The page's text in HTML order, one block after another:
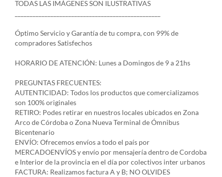
TODAS LAS IMÁGENES SON ILUSTRATIVAS
Óptimo Servicio y Garantía de tu compra, con 99% de
compradores Satisfechos
HORARIO DE ATENCIÓN: Lunes a Domingos de 9 a 21hs
PREGUNTAS FRECUENTES:
AUTENTICIDAD: Todos los productos que comercializamos
son 100% originales
RETIRO: Podes retirar en nuestros locales ubicados en Zona
Arco de Córdoba o Zona Nueva Terminal de Ómnibus
Bicentenario
ENVÍO: Ofrecemos envíos a todo el país por
MERCADOENVÍOS y envío por mensajería dentro de Cordoba
e Interior de la provincia en el día por colectivos inter urbanos
FACTURA: Realizamos factura A y B; NO OLVIDES